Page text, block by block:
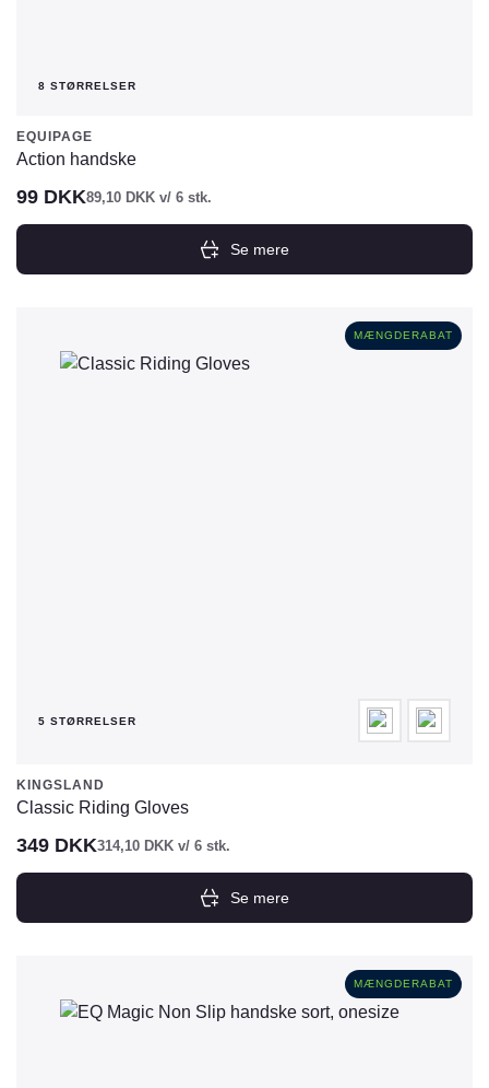
8 STØRRELSER
EQUIPAGE
Action handske
99 DKK89,10 DKK v/ 6 stk.
Se mere
5 STØRRELSER
MÆNGDERABAT
KINGSLAND
Classic Riding Gloves
349 DKK314,10 DKK v/ 6 stk.
Se mere
MÆNGDERABAT